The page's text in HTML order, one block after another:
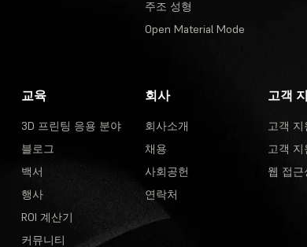
주조 성형
Open Material Mode
교육
3D 프린팅 응용 분야
블로그
백서
행사
ROI 계산기
커뮤니티
회사
회사소개
채용
사회공헌
연락처
고객
고객 지
고객 지
웹 접근